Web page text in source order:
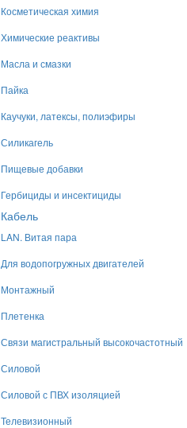
Косметическая химия
Химические реактивы
Масла и смазки
Пайка
Каучуки, латексы, полиэфиры
Силикагель
Пищевые добавки
Гербициды и инсектициды
Кабель
LAN. Витая пара
Для водопогружных двигателей
Монтажный
Плетенка
Связи магистральный высокочастотный
Силовой
Силовой с ПВХ изоляцией
Телевизионный